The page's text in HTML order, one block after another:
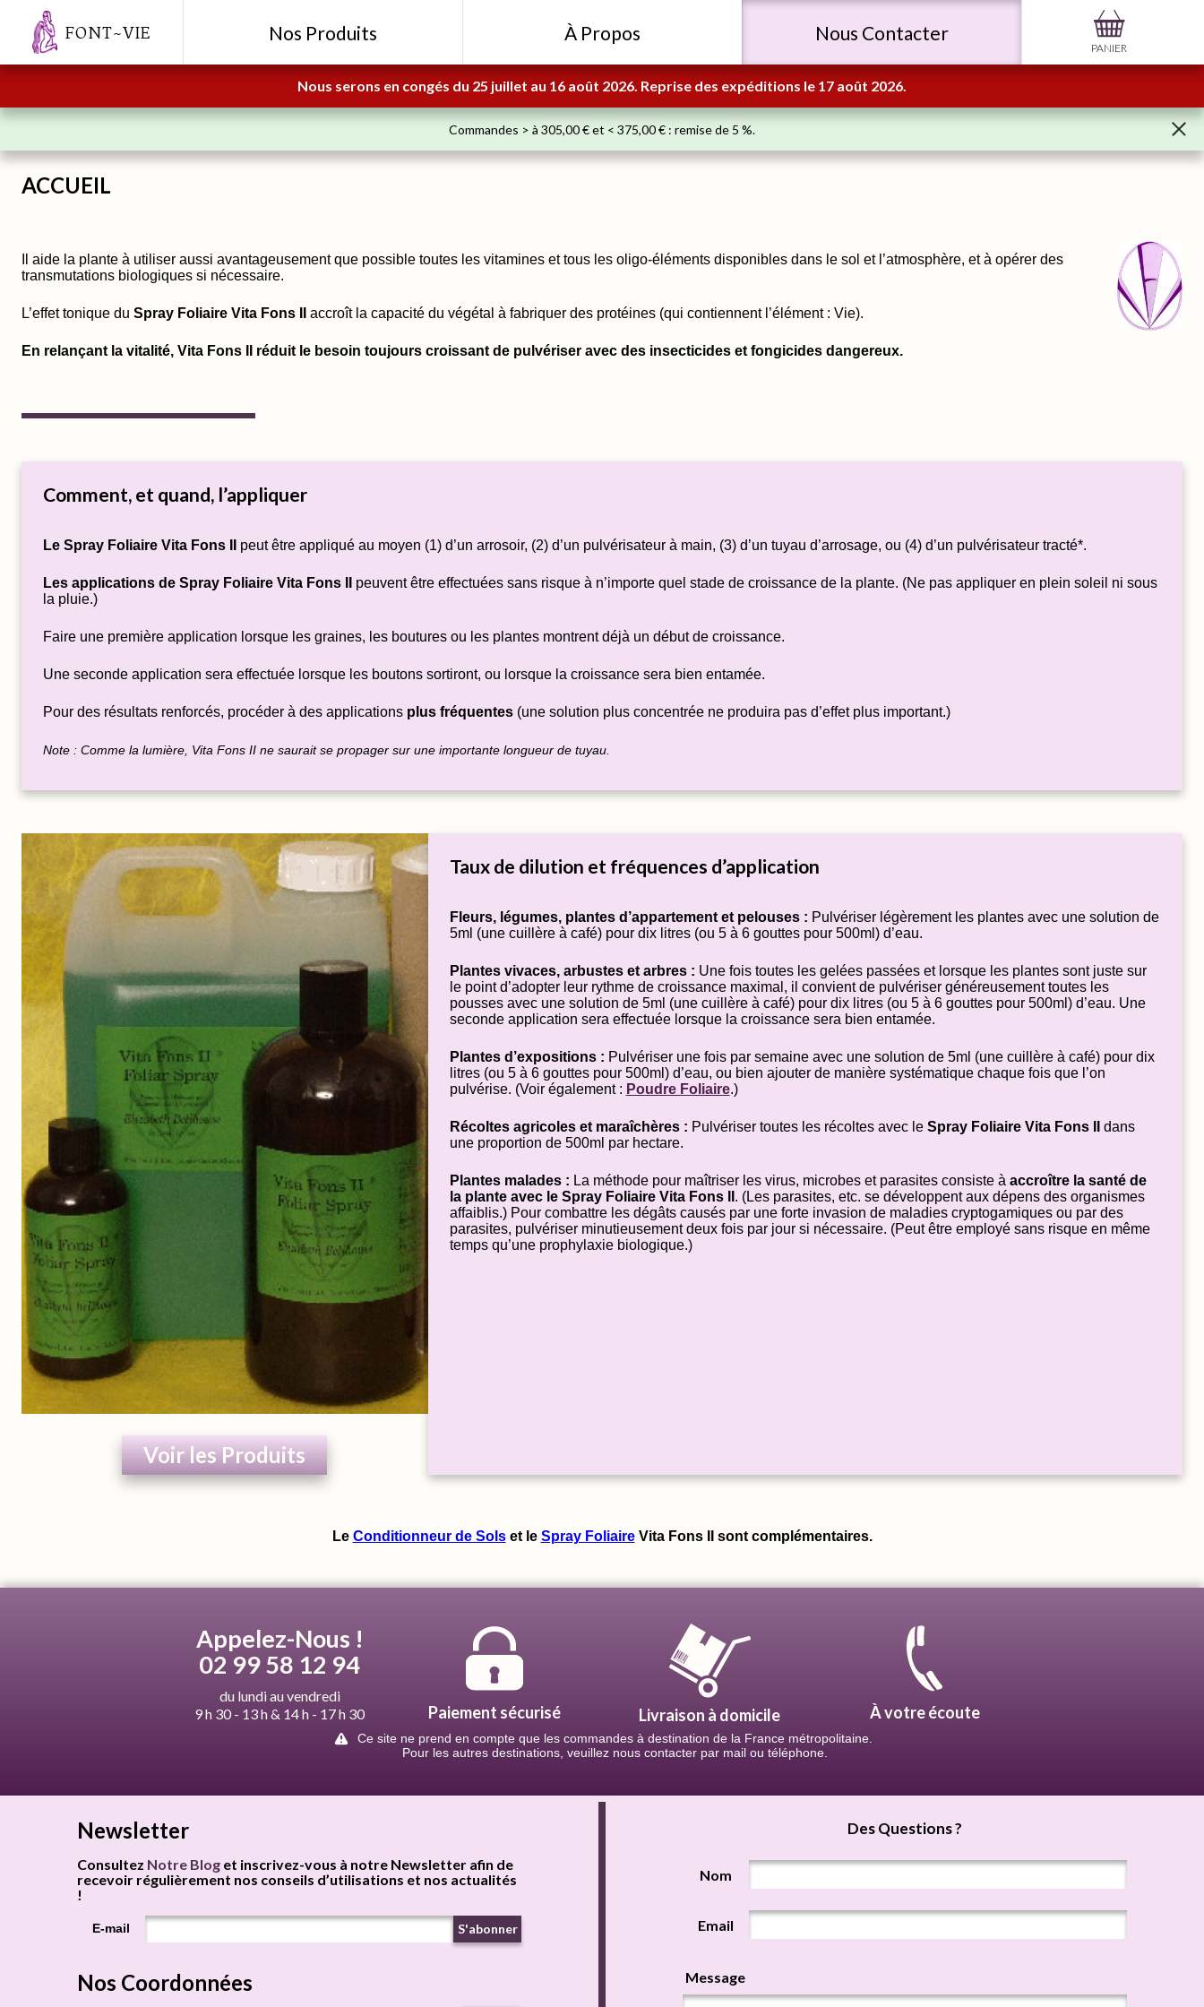
FONT~VIE Nos Produits À Propos Nous Contacter
PANIER
Nous serons en congés du 25 juillet au 16 août 2026. Reprise des expéditions le 17 août 2026.
Commandes > à 305,00 € et < 375,00 € : remise de 5 %.
ACCUEIL
Il aide la plante à utiliser aussi avantageusement que possible toutes les vitamines et tous les oligo-éléments disponibles dans le sol et l’atmosphère, et à opérer des
transmutations biologiques si nécessaire.
L’effet tonique du Spray Foliaire Vita Fons II accroît la capacité du végétal à fabriquer des protéines (qui contiennent l’élément : Vie).
En relançant la vitalité, Vita Fons II réduit le besoin toujours croissant de pulvériser avec des insecticides et fongicides dangereux.
Comment, et quand, l’appliquer
Le Spray Foliaire Vita Fons II peut être appliqué au moyen (1) d’un arrosoir, (2) d’un pulvérisateur à main, (3) d’un tuyau d’arrosage, ou (4) d’un pulvérisateur tracté*.
Les applications de Spray Foliaire Vita Fons II
peuvent être effectuées sans risque à n’importe quel stade de croissance de la plante. (Ne pas appliquer en plein soleil ni sous
la pluie.)
Faire une première application lorsque les graines, les boutures ou les plantes montrent déjà un début de croissance.
Une seconde application sera effectuée lorsque les boutons sortiront, ou lorsque la croissance sera bien entamée.
Pour des résultats renforcés, procéder à des applications plus fréquentes (une solution plus concentrée ne produira pas d’effet plus important.)
Note : Comme la lumière, Vita Fons II ne saurait se propager sur une importante longueur de tuyau.
Voir les Produits
Taux de dilution et fréquences d’application
Fleurs, légumes, plantes d’appartement et pelouses : Pulvériser légèrement les plantes avec une solution de
5ml (une cuillère à café) pour dix litres (ou 5 à 6 gouttes pour 500ml) d’eau.
Plantes vivaces, arbustes et arbres : Une fois toutes les gelées passées et lorsque les plantes sont juste sur
le point d’adopter leur rythme de croissance maximal, il convient de pulvériser généreusement toutes les
pousses avec une solution de 5ml (une cuillère à café) pour dix litres (ou 5 à 6 gouttes pour 500ml) d’eau. Une
seconde application sera effectuée lorsque la croissance sera bien entamée.
Plantes d’expositions : Pulvériser une fois par semaine avec une solution de 5ml (une cuillère à café) pour dix
litres (ou 5 à 6 gouttes pour 500ml) d’eau, ou bien ajouter de manière systématique chaque fois que l’on
pulvérise. (Voir également : Poudre Foliaire.)
Récoltes agricoles et maraîchères : Pulvériser toutes les récoltes avec le Spray Foliaire Vita Fons II
dans
une proportion de 500ml par hectare.
Plantes malades : La méthode pour maîtriser les virus, microbes et parasites consiste à accroître la santé de
la plante avec le Spray Foliaire Vita Fons II . (Les parasites, etc. se développent aux dépens des organismes
affaiblis.) Pour combattre les dégâts causés par une forte invasion de maladies cryptogamiques ou par des
parasites, pulvériser minutieusement deux fois par jour si nécessaire. (Peut être employé sans risque en même
temps qu’une prophylaxie biologique.)
Le Conditionneur de Solset le Spray FoliaireVita Fons II sont complémentaires.
Appelez-Nous !
02 99 58 12 94
du lundi au vendredi
9 h 30 - 13 h & 14 h - 17 h 30
Paiement sécurisé Livraison à domicile À votre écoute
Ce site ne prend en compte que les commandes à destination de la France métropolitaine.
Pour les autres destinations, veuillez nous contacter par mail ou téléphone.
Newsletter
Consultez Notre Blog et inscrivez-vous à notre Newsletter afin de
recevoir régulièrement nos conseils d’utilisations et nos actualités
!
E-mail S'abonner
Nos Coordonnées
Des Questions ?
Nom
Email
Message